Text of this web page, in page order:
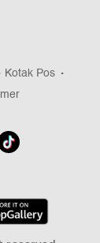
Kotak Pos